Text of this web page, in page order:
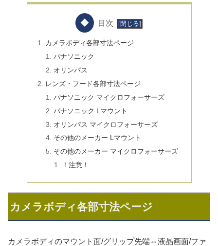
目次
カメラボディ各部寸法ページ
パナソニック
オリンパス
レンズ・フード各部寸法ページ
パナソニック マイクロフォーサーズ
パナソニック Lマウント
オリンパス マイクロフォーサーズ
その他のメーカー Lマウント
その他のメーカー マイクロフォーサーズ
！注意！
カメラボディ各部寸法ページ
カメラボディのマウント面/グリップ先端⇔液晶画面/ファ